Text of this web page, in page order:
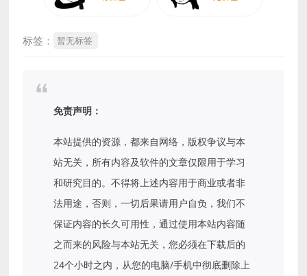
标签： 暂无标签
免责声明：
本站提供的资源，都来自网络，版权争议与本
站无关，所有内容及软件的文章仅限用于学习
和研究目的。不得将上述内容用于商业或者非
法用途，否则，一切后果请用户自负，我们不
保证内容的长久可用性，通过使用本站内容随
之而来的风险与本站无关，您必须在下载后的
24个小时之内，从您的电脑/手机中彻底删除上